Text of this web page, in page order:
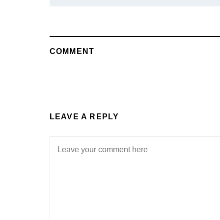
COMMENT
LEAVE A REPLY